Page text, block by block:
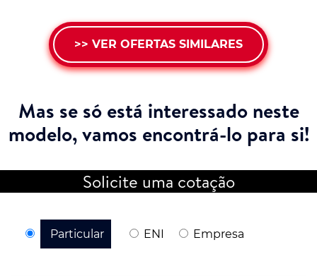
>> VER OFERTAS SIMILARES
Mas se só está interessado neste
modelo,vamos encontrá-lo para si!
Solicite uma cotação
Particular ENI Empresa